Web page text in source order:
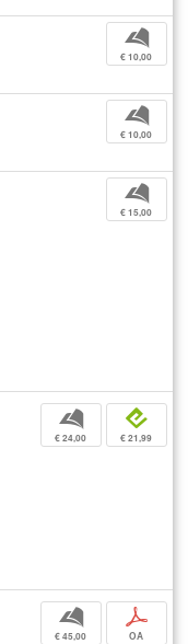
b
€ 10,00
b
€ 10,00
b
€ 15,00
b
€ 24,00
e
€ 21,99
b
€ 45,00
p
OA